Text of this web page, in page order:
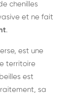
chenilles
et ne fait
.
est une
territoire
est
sa